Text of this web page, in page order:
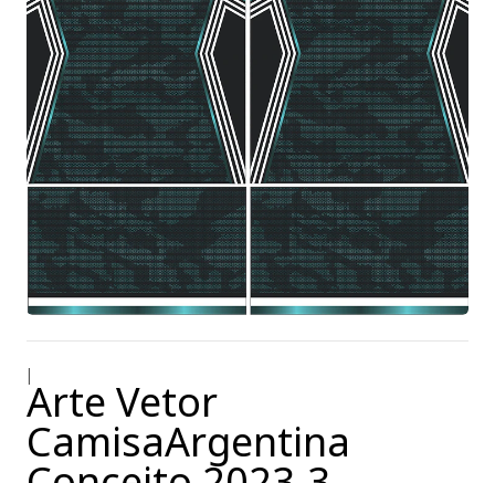
Arte Vetor
CamisaArgentina